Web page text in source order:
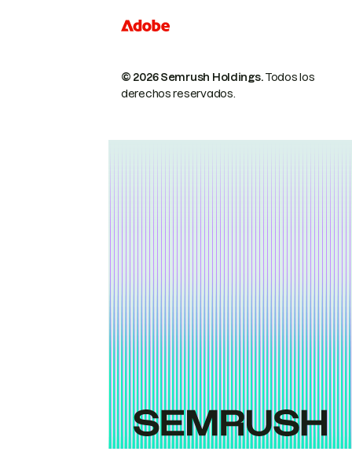
© 2026 Semrush Holdings.Todos los
derechos reservados.